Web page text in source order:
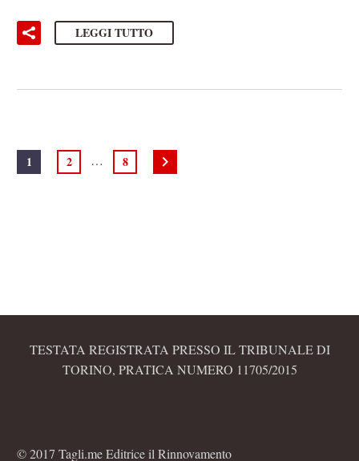
LEGGI TUTTO
1 2 … 8
TESTATA REGISTRATA PRESSO IL TRIBUNALE DI
TORINO, PRATICA NUMERO 11705/2015
© 2017 Tagli.me Editrice il Rinnovamento